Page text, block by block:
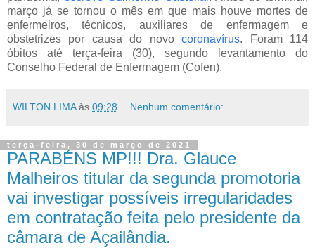
março já se tornou o mês em que mais houve mortes de
enfermeiros, técnicos, auxiliares de enfermagem e
obstetrizes por causa do novocoronavírus. Foram 114
óbitos até terça-feira (30), segundo levantamento do
Conselho Federal de Enfermagem (Cofen).
WILTON LIMA às 09:28 Nenhum comentário:
terça-feira, 30 de março de 2021
PARABÉNS MP!!! Dra. Glauce
Malheiros titular da segunda promotoria
vai investigar possíveis irregularidades
em contratação feita pelo presidente da
câmara de Açailândia.